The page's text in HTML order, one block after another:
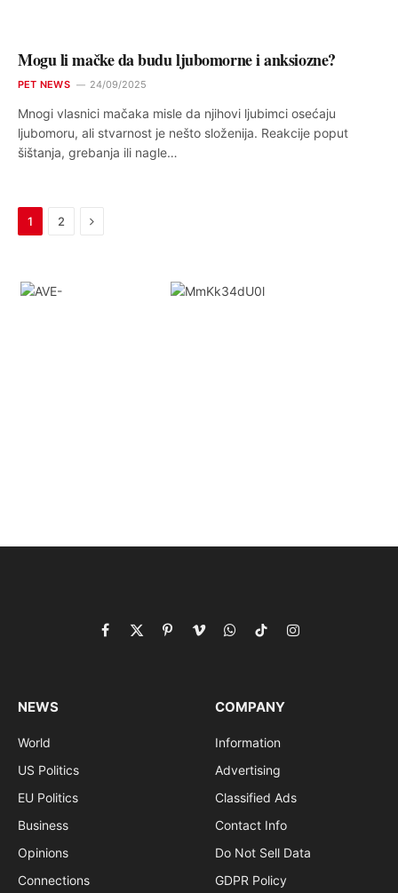
Mogu li mačke da budu ljubomorne i anksiozne?
PET NEWS 24/09/2025
Mnogi vlasnici mačaka misle da njihovi ljubimci osećaju
ljubomoru, ali stvarnost je nešto složenija. Reakcije poput
šištanja, grebanja ili nagle…
1 2 Next
Facebook
X
PinterestVimeoWhatsApp
TikTokInstagram
NEWS
World
US Politics
EU Politics
Business
Opinions
Connections
COMPANY
Information
Advertising
Classified Ads
Contact Info
Do Not Sell Data
GDPR Policy